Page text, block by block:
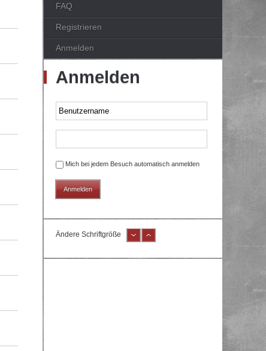
FAQ
Registrieren
Anmelden
Anmelden
Mich bei jedem Besuch automatisch anmelden
Ändere Schriftgröße